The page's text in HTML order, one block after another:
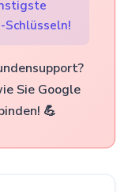
Schlüsseln!
Sie Google
💪